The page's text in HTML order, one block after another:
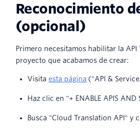
Reconocimiento
(opcional)
Primero necesitamos habilitar la API
proyecto que acabamos de crear:
Visita esta página ("API &
Haz clic en "+ ENABLE APIS AND
Busca "Cloud Translation API" y